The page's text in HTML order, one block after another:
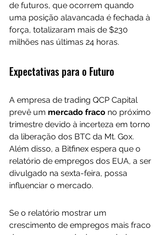
de futuros, que ocorrem quando
uma posição alavancada é fechada à
força, totalizaram mais de $230
milhões nas últimas 24 horas.
Expectativas para o Futuro
A empresa de trading QCP Capital
prevê um mercado fraco no próximo
trimestre devido à incerteza em torno
da liberação dos BTC da Mt. Gox.
Além disso, a Bitfinex espera que o
relatório de empregos dos EUA, a ser
divulgado na sexta-feira, possa
influenciar o mercado.
Se o relatório mostrar um
crescimento de empregos mais fraco